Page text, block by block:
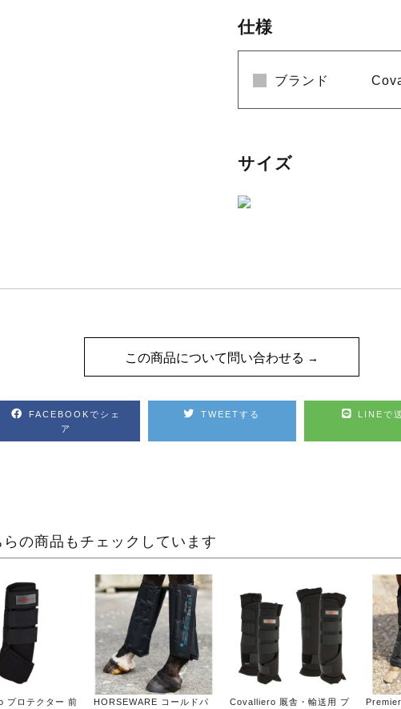
仕様
ブランド
サイズ
この商品について問い合わせる
FACEBOOKでシェ
ア
TWEETする LINEで
の商品もチェックしています
プロテクター 前
HORSEWARE コールドパ
Covalliero 厩舎・輸送用 プ